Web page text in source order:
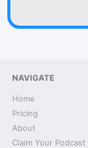
NAVIGATE
Home
Pricing
About
Claim Your Podcast